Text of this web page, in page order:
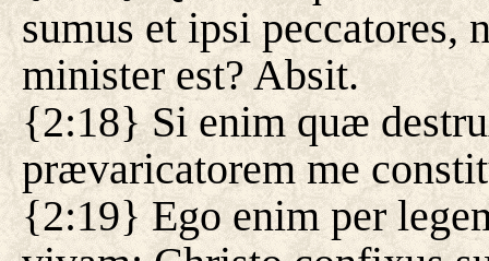
sumus et ipsi peccatores,
minister est? Absit.
{2:18} Si enim quæ
prævaricatorem me
{2:19} Ego enim per